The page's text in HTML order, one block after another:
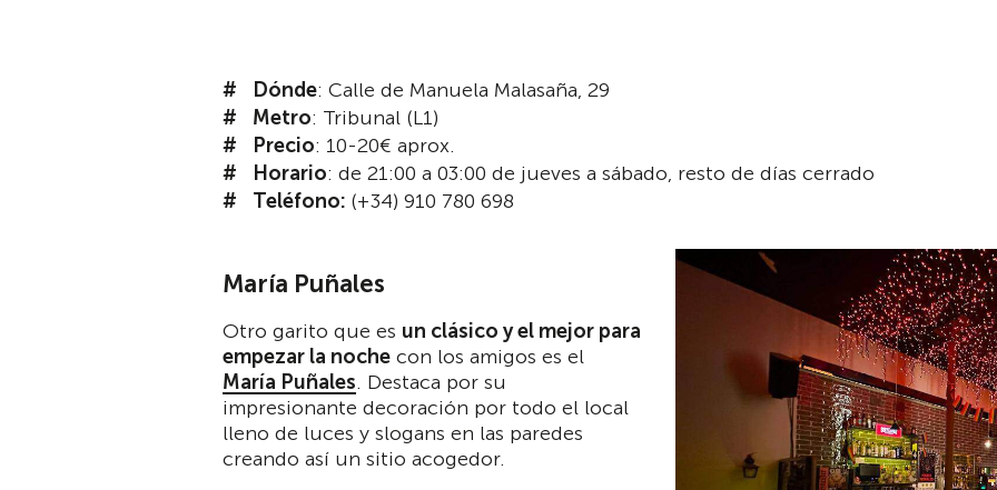
Dónde: Calle de Manuela Malasaña, 29
Metro: Tribunal (L1)
Precio: 10-20€ aprox.
Horario: de 21:00 a 03:00 de jueves a sábado, resto de días cerrado
Teléfono: (+34) 910 780 698
María Puñales
Otro garito que es un clásico y el mejor para
empezar la nochecon los amigos es el
María Puñales. Destaca por su
impresionante decoración por todo el local
lleno de luces y slogans en las paredes
creando así un sitio acogedor.